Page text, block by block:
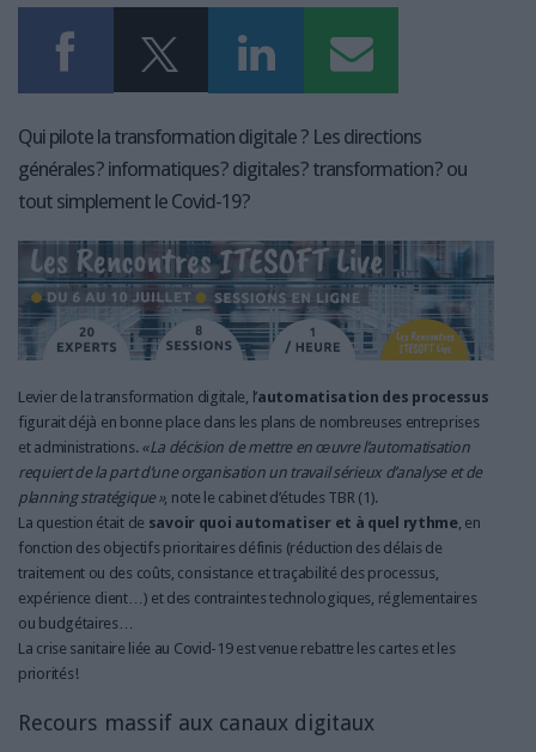
Qui pilote la transformation digitale ? Les directions
générales ? informatiques ? digitales ? transformation ? ou
tout simplement le Covid-19 ?
Levier de la transformation digitale, l’automatisation des processus
figurait déjà en bonne place dans les plans de nombreuses entreprises
et administrations. « La décision de mettre en œuvre l’automatisation
requiert de la part d’une organisation un travail sérieux d’analyse et de
planning stratégique », note le cabinet d’études TBR (1).
La question était de savoir quoi automatiseret à quel rythme, en
fonction des objectifs prioritaires définis (réduction des délais de
traitement ou des coûts, consistance et traçabilité des processus,
expérience client…) et des contraintes technologiques, réglementaires
ou budgétaires…
La crise sanitaire liée au Covid-19 est venue rebattre les cartes et les
priorités !
Recours massif aux canaux digitaux